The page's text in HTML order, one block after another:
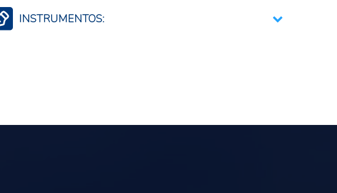
Resiliencia al cambio climático
INSTRUMENTOS: